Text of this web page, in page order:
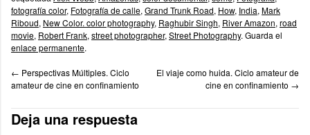
fotografía color, Fotografía de calle, Grand Trunk Road, How, India, Mark
Riboud, New Color. color photography, Raghubir Singh, River Amazon, road
movie, Robert Frank, street photographer, Street Photography. Guarda el
enlace permanente.
← Perspectivas Múltiples. Ciclo
amateur de cine en confinamiento
El viaje como huida. Ciclo amateur de
cine en confinamiento →
Deja una respuesta